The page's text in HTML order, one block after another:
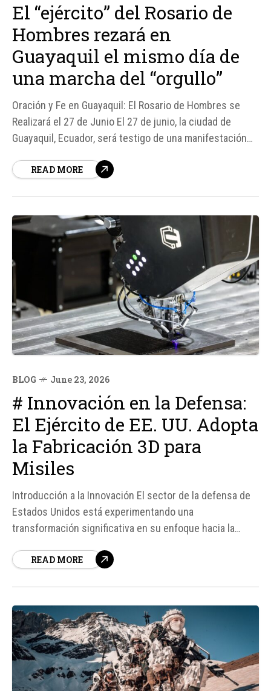
El “ejército” del Rosario de
Hombres rezará en
Guayaquil el mismo día de
una marcha del “orgullo”
Oración y Fe en Guayaquil: El Rosario de Hombres se
Realizará el 27 de Junio El 27 de junio, la ciudad de
Guayaquil, Ecuador, será testigo de una manifestación
Hombres se reúna para rezar en la Plaza San Francisco.
READ MORE
BLOG June 23, 2026
# Innovación en la Defensa:
El Ejército de EE. UU. Adopta
la Fabricación 3D para
Misiles
Introducción a la Innovación El sector de la defensa de
Estados Unidos está experimentando una
transformación significativa en su enfoque hacia la
respecta a misiles. La adopción de la tecnología de
READ MORE